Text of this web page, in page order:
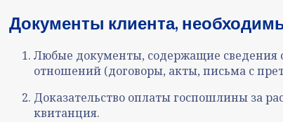
Документы клиента,
Любые документы, содержащие сведения
отношений (договоры, акты, письма с
Доказательство оплаты госпошлины за
квитанция.